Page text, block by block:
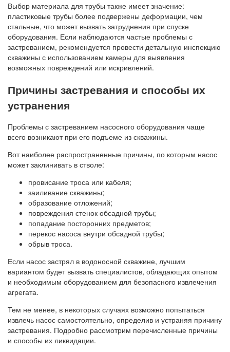
Выбор материала для трубы также имеет значение:
пластиковые трубы более подвержены деформации, чем
стальные, что может вызвать затруднения при спуске
оборудования. Если наблюдаются частые проблемы с
застреванием, рекомендуется провести детальную инспекцию
скважины с использованием камеры для выявления
возможных повреждений или искривлений.
Причины застревания и способы их
устранения
Проблемы с застреванием насосного оборудования чаще
всего возникают при его подъеме из скважины.
Вот наиболее распространенные причины, по которым насос
может заклинивать в стволе:
провисание троса или кабеля;
заиливание скважины;
образование отложений;
повреждения стенок обсадной трубы;
попадание посторонних предметов;
перекос насоса внутри обсадной трубы;
обрыв троса.
Если насос застрял в водоносной скважине, лучшим
вариантом будет вызвать специалистов, обладающих опытом
и необходимым оборудованием для безопасного извлечения
агрегата.
Тем не менее, в некоторых случаях возможно попытаться
извлечь насос самостоятельно, определив и устраняя причину
застревания. Подробно рассмотрим перечисленные причины
и способы их ликвидации.